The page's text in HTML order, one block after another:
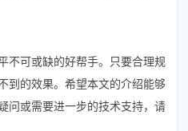
不可或缺的好帮手。只要合理规
到的效果。希望本文的介绍能够
问或需要进一步的技术支持，请